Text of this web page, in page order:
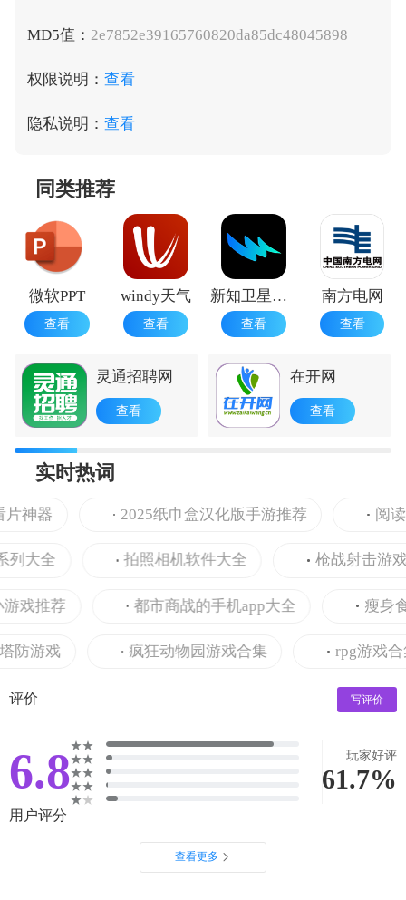
MD5值： 2e7852e39165760820da85dc48045898
权限说明： 查看
隐私说明： 查看
同类推荐
微软PPT
查看
windy天气
查看
新知卫星云图
查看
南方电网
查看
灵通招聘网
查看
在开网
查看
实时热词
器 2025纸巾盒汉化版手游推荐 阅读
全 拍照相机软件大全 枪战射击游戏合
推荐 都市商战的手机app大全 瘦身食
游戏 疯狂动物园游戏合集 rpg游戏合集
评价 写评价
6.8 玩家好评
61.7%
用户评分
查看更多